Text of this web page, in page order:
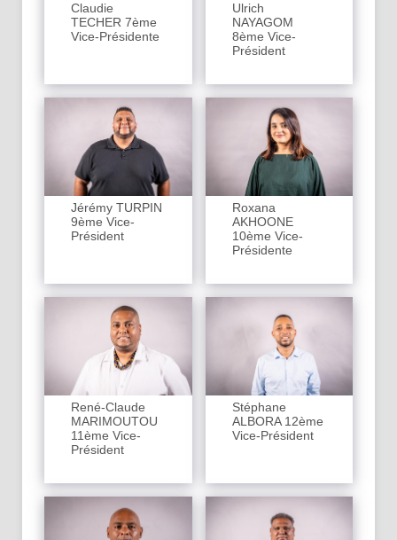
Claudie
TECHER 7ème
Vice-Présidente
Ulrich
NAYAGOM
8ème Vice-
Président
Jérémy TURPIN
9ème Vice-
Président
Roxana
AKHOONE
10ème Vice-
Présidente
René-Claude
MARIMOUTOU
11ème Vice-
Président
Stéphane
ALBORA 12ème
Vice-Président